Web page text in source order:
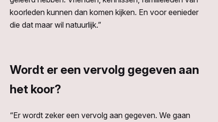
koorleden kunnen dan komen kijken. En voor eenieder
die dat maar wil natuurlijk.”
Wordt er een vervolg gegeven aan
het koor?
“Er wordt zeker een vervolg aan gegeven. We gaan